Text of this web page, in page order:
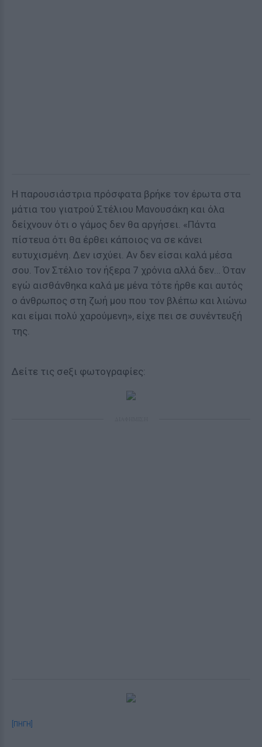
Η παρουσιάστρια πρόσφατα βρήκε τον έρωτα στα
μάτια του γιατρού Στέλιου Μανουσάκη και όλα
δείχνουν ότι ο γάμος δεν θα αργήσει. «Πάντα
πίστευα ότι θα έρθει κάποιος να σε κάνει
ευτυχισμένη. Δεν ισχύει. Αν δεν είσαι καλά μέσα
σου. Τον Στέλιο τον ήξερα 7 χρόνια αλλά δεν… Όταν
εγώ αισθάνθηκα καλά με μένα τότε ήρθε και αυτός
ο άνθρωπος στη ζωή μου που τον βλέπω και λιώνω
και είμαι πολύ χαρούμενη», είχε πει σε συνέντευξή
της.
Δείτε τις σeξι φωτογραφίες:
[ΠΗΓΗ]